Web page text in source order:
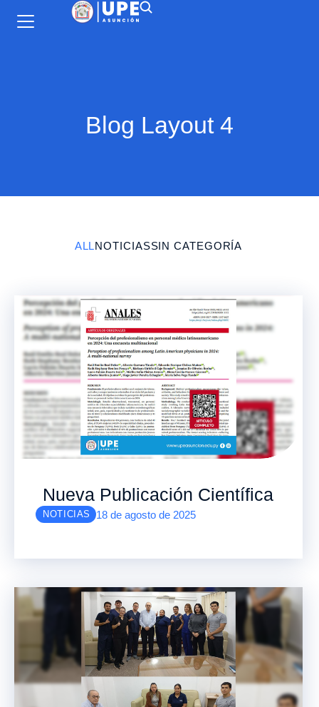
Blog Layout 4
ALLNOTICIASSIN CATEGORÍA
Nueva Publicación Científica
NOTICIAS 18 de agosto de 2025